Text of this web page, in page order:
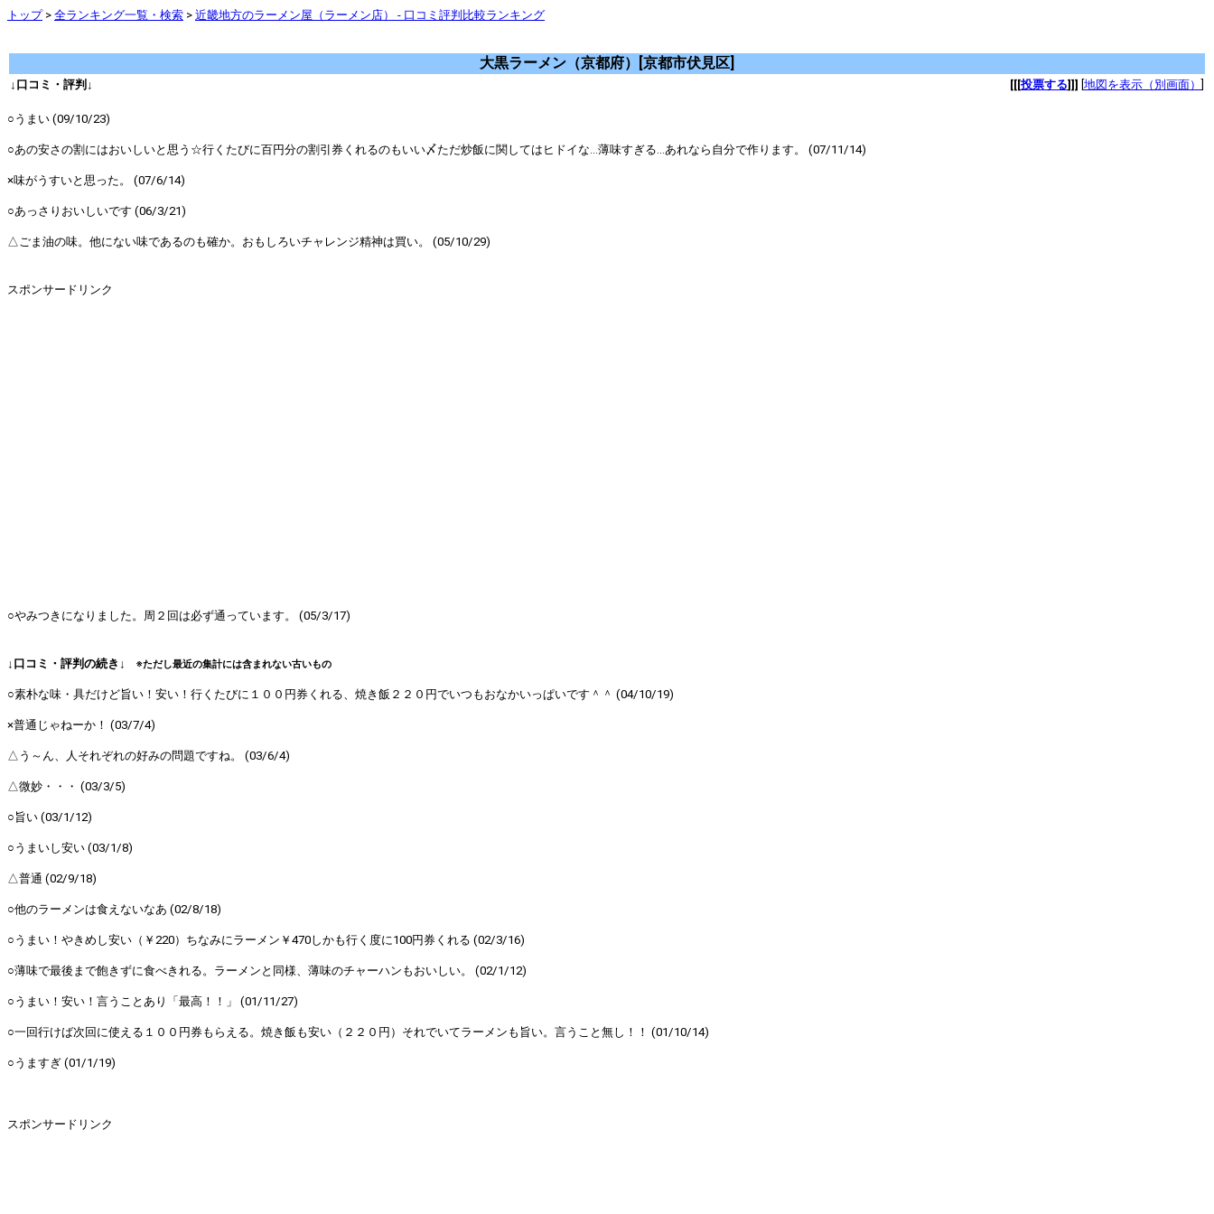
トップ> 全ランキング一覧・検索 > 近畿地方のラーメン屋（ラーメン店） - 口コミ評判比較ランキング
大黒ラーメン（京都府）[京都市伏見区]
↓口コミ・評判↓ [[[投票する]]] 地図を表示（別画面）
○うまい (09/10/23)
○あの安さの割にはおいしいと思う☆行くたびに百円分の割引券くれるのもいい〆ただ炒飯に関してはヒドイな…薄味すぎる…あれなら自分で作ります。 (07/11/14)
×味がうすいと思った。 (07/6/14)
○あっさりおいしいです (06/3/21)
△ごま油の味。他にない味であるのも確か。おもしろいチャレンジ精神は買い。 (05/10/29)
スポンサードリンク
○やみつきになりました。周２回は必ず通っています。 (05/3/17)
↓口コミ・評判の続き↓ ※ただし最近の集計には含まれない古いもの
○素朴な味・具だけど旨い！安い！行くたびに１００円券くれる、焼き飯２２０円でいつもおなかいっぱいです＾＾ (04/10/19)
×普通じゃねーか！ (03/7/4)
△う～ん、人それぞれの好みの問題ですね。 (03/6/4)
△微妙・・・ (03/3/5)
○旨い (03/1/12)
○うまいし安い (03/1/8)
△普通 (02/9/18)
○他のラーメンは食えないなあ (02/8/18)
○うまい！やきめし安い（￥220）ちなみにラーメン￥470しかも行く度に100円券くれる (02/3/16)
○薄味で最後まで飽きずに食べきれる。ラーメンと同様、薄味のチャーハンもおいしい。 (02/1/12)
○うまい！安い！言うことあり「最高！！」 (01/11/27)
○一回行けば次回に使える１００円券もらえる。焼き飯も安い（２２０円）それでいてラーメンも旨い。言うこと無し！！ (01/10/14)
○うますぎ (01/1/19)
スポンサードリンク